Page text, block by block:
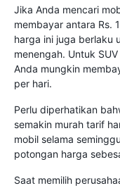
Jika Anda mencari
membayar antara Rs.
harga ini juga berlaku
menengah. Untuk
Anda mungkin
per hari.
Perlu diperhatikan
semakin murah tarif
mobil selama
potongan harga
Saat memilih